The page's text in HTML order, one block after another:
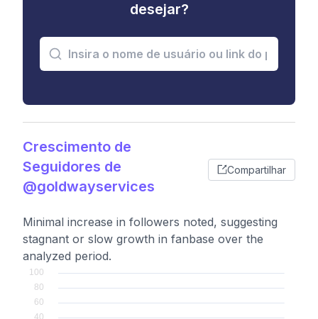
desejar?
Crescimento de
Seguidores de
@goldwayservices
Compartilhar
Minimal increase in followers noted, suggesting
stagnant or slow growth in fanbase over the
analyzed period.